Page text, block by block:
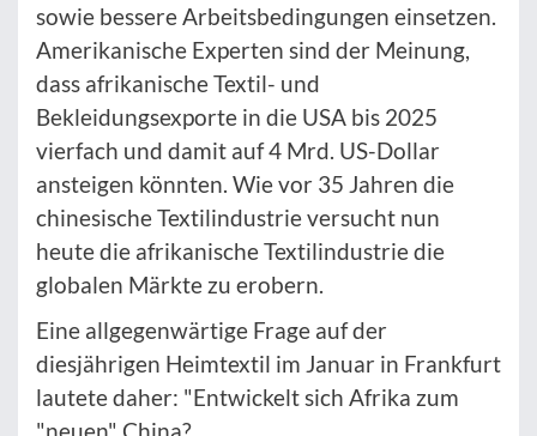
sowie bessere Arbeitsbedingungen einsetzen.
Amerikanische Experten sind der Meinung,
dass afrikanische Textil- und
Bekleidungsexporte in die USA bis 2025
vierfach und damit auf 4 Mrd. US-Dollar
ansteigen könnten. Wie vor 35 Jahren die
chinesische Textilindustrie versucht nun
heute die afrikanische Textilindustrie die
globalen Märkte zu erobern.
Eine allgegenwärtige Frage auf der
diesjährigen Heimtextil im Januar in Frankfurt
lautete daher: "Entwickelt sich Afrika zum
"neuen" China?